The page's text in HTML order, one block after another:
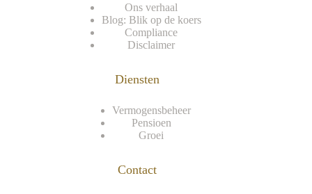
Ons verhaal
Blog: Blik op de koers
Compliance
Disclaimer
Diensten
Vermogensbeheer
Pensioen
Groei
Contact